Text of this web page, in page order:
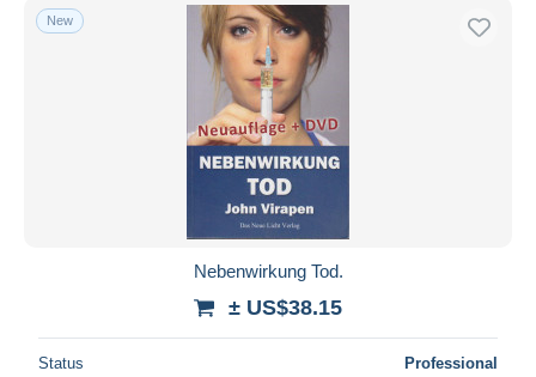
New
Nebenwirkung Tod.
± US$38.15
Status Professional